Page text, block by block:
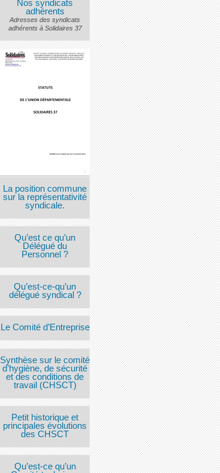
Nos syndicats
adhérents
Adresses des syndicats
adhérents à Solidaires 37
La position commune
sur la représentativité
syndicale.
Qu’est ce qu’un
Délégué du
Personnel ?
Qu’est-ce-qu’un
délégué syndical ?
Le Comité d’Entreprise
Synthèse sur le comité
d’hygiène, de sécurité
et des conditions de
travail (CHSCT)
Petit historique et
principales évolutions
des CHSCT
Qu’est-ce qu’un